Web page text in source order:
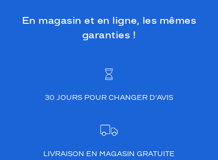
En magasin et en ligne, les mêmes
garanties !
30 JOURS POUR CHANGER D’AVIS
LIVRAISON EN MAGASIN GRATUITE